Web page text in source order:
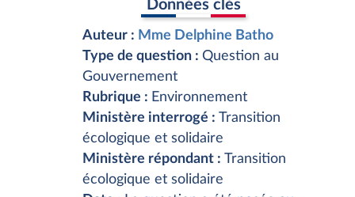
Données clés
Auteur : Mme Delphine Batho
Type de question : Question au
Gouvernement
Rubrique : Environnement
Ministère interrogé : Transition
écologique et solidaire
Ministère répondant : Transition
écologique et solidaire